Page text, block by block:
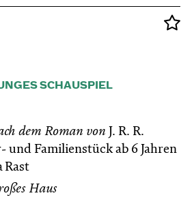
SCHAUSPIEL
dem Roman von J. R. R.
und Familienstück ab 6 Jahren
Rast
Haus